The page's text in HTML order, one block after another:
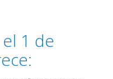
1 de